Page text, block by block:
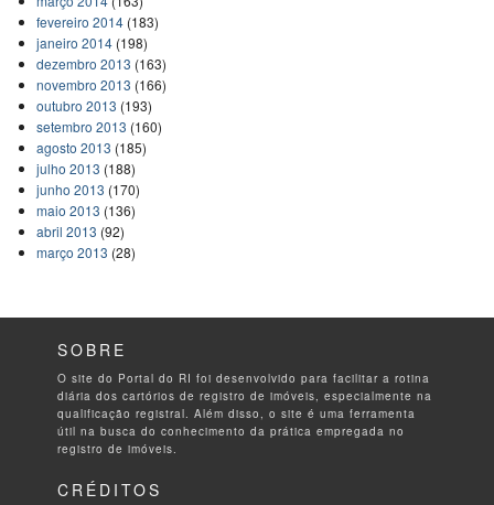
fevereiro 2014(183)
janeiro 2014(198)
dezembro 2013 (163)
novembro 2013 (166)
outubro 2013 (193)
setembro 2013 (160)
agosto 2013 (185)
julho 2013 (188)
junho 2013 (170)
maio 2013 (136)
abril 2013 (92)
março 2013 (28)
SOBRE
O site do Portal do RI foi desenvolvido para facilitar a rotina
diária dos cartórios de registro de imóveis, especialmente na
qualificação registral. Além disso, o site é uma ferramenta
útil na busca do conhecimento da prática empregada no
registro de imóveis.
CRÉDITOS